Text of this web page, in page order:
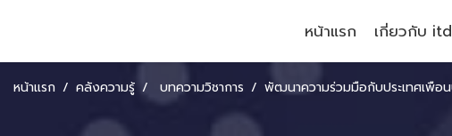
หน้าแรก เกี่ยวกับ itd
หน้าแรก คลังความรู้ บทความวิชาการ พัฒนาความร่วมมือกับประเทศเพื่อนบ้